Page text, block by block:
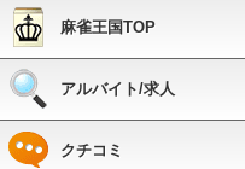
麻雀王国TOP
アルバイト/求人
クチコミ